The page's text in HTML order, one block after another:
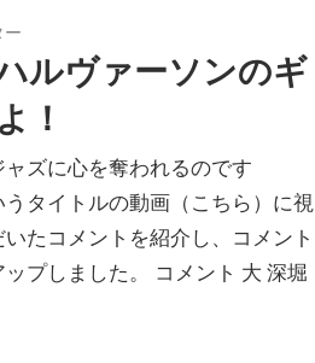
ー
ルヴァーソンのギ
！
ャズに心を奪われるのです
タイトルの動画（こちら）に視
たコメントを紹介し、コメント
プしました。 コメント 大 深堀